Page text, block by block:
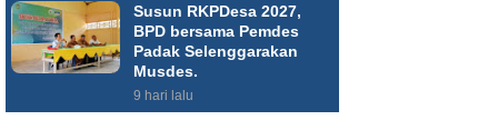
Susun RKPDesa 2027,
BPD bersama Pemdes
Padak Selenggarakan
Musdes.
9 hari lalu